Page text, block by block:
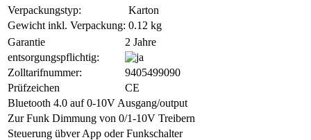
Verpackungstyp:
Karton
Gewicht inkl. Verpackung: 0.12 kg
Garantie
2 Jahre
entsorgungspflichtig:
Zolltarifnummer:
9405499090
Prüfzeichen
CE
Bluetooth 4.0 auf 0-10V Ausgang/output
Zur Funk Dimmung von 0/1-10V Treibern
Steuerung übver App oder Funkschalter